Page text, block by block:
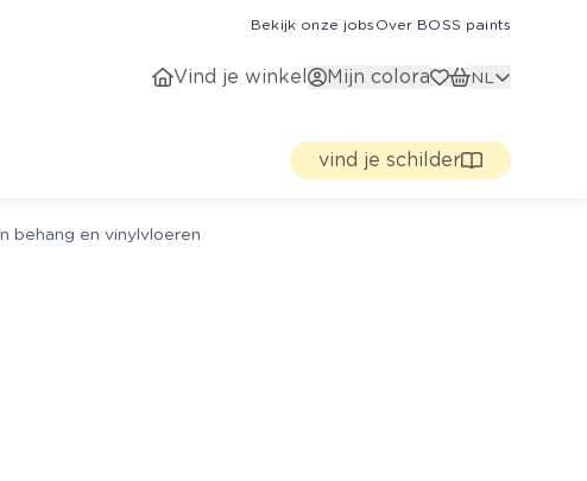
Bekijk onze jobs Over BOSS paints
Vind je winkel Mijn colora NL
vind je schilder
behang en vinylvloeren